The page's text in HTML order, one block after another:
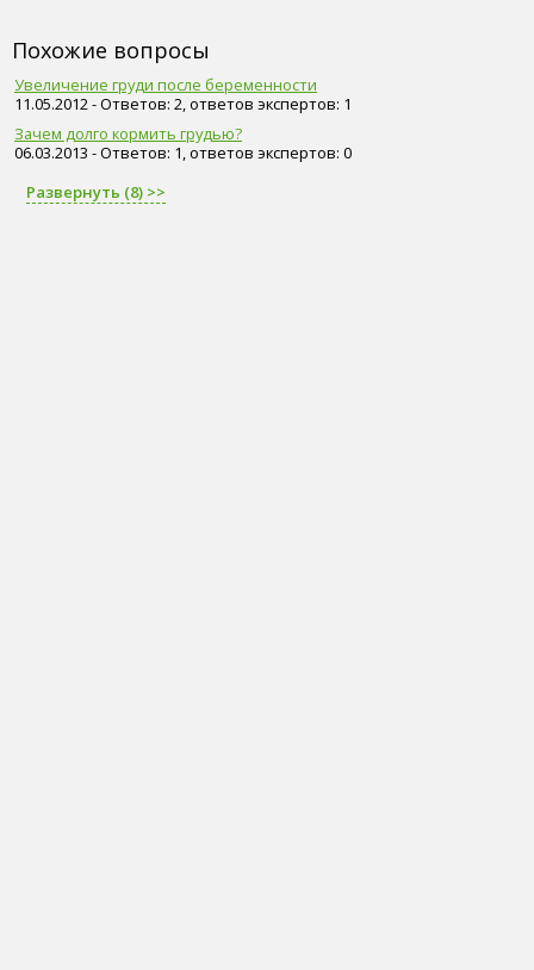
Похожие вопросы
Увеличение груди после беременности
11.05.2012 - Ответов: 2, ответов экспертов: 1
Зачем долго кормить грудью?
06.03.2013 - Ответов: 1, ответов экспертов: 0
Развернуть (8) >>